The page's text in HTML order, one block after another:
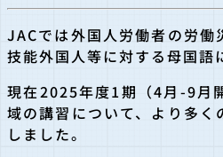
JACでは外国人労働者の労
技能外国人等に対する母国語
現在2025年度1期（4月-9月
域の講習について、より多
しました。